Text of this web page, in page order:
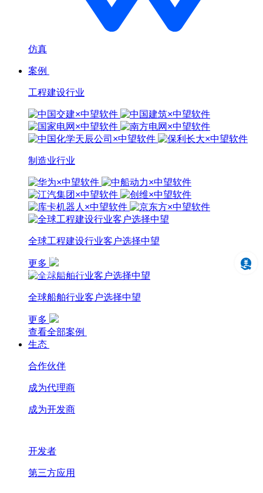
仿真
案例
工程建设行业
制造业行业
全球工程建设行业客户选择中望
更多
全球船舶行业客户选择中望
更多
查看全部案例
生态
合作伙伴
成为代理商
成为开发商
开发者
第三方应用
中望3D 2024
设计仿真制造一体化